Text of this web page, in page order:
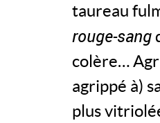
taureau
rouge-sang
colère…
agrippé à)
plus